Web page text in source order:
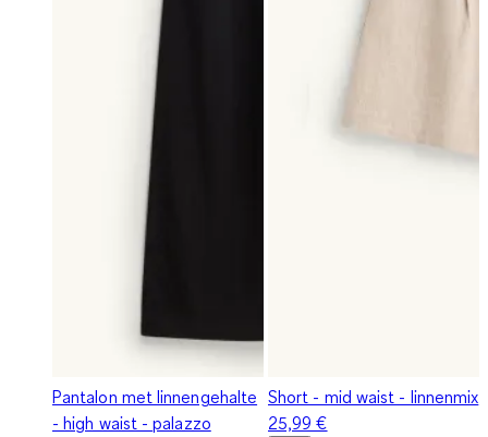
Pantalon met linnengehalte
- high waist - palazzo
Short - mid waist - linnenmix
25,99 €